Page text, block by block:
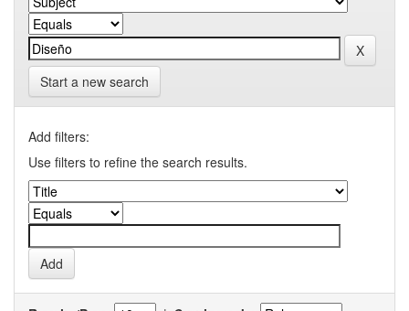
Start a new search
Add filters:
Use filters to refine the search results.